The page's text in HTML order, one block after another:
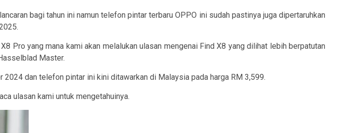
bagi tahun ini namun telefon pintar terbaru OPPO ini sudah pastinya juga dipertaruhkan
Pro yang mana kami akan melalukan ulasan mengenai Find X8 yang dilihat lebih berpatutan
Master.
dan telefon pintar ini kini ditawarkan di Malaysia pada harga RM 3,599.
ulasan kami untuk mengetahuinya.